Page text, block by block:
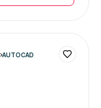
AUTOCAD